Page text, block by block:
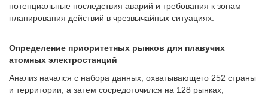
потенциальные последствия аварий и требования к зонам
планирования действий в чрезвычайных ситуациях.
Определение приоритетных рынков для плавучих
атомных электростанций
Анализ начался с набора данных, охватывающего 252 страны
и территории, а затем сосредоточился на 128 рынках,